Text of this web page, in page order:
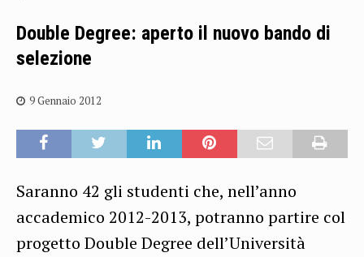
Double Degree: aperto il nuovo bando di
selezione
9 Gennaio 2012
Saranno 42 gli studenti che, nell’anno
accademico 2012-2013, potranno partire col
progetto Double Degree dell’Università